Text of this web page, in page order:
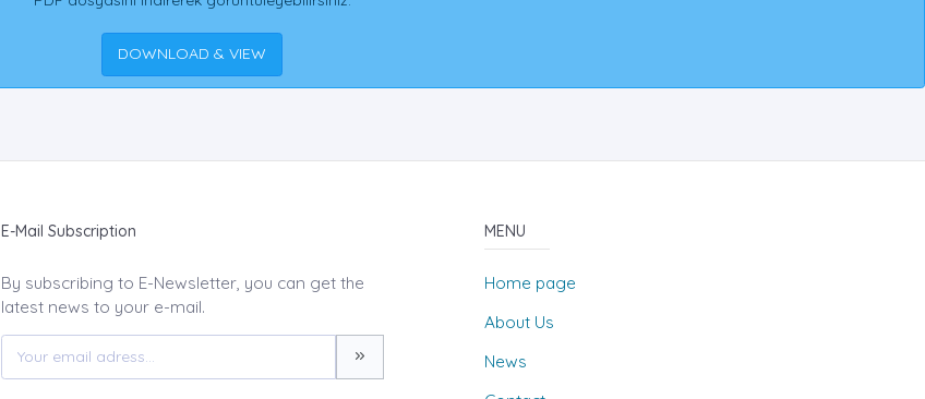
DOWNLOAD & VIEW
E-Mail Subscription
By subscribing to E-Newsletter, you can get the
latest news to your e-mail.
MENU
Home page
About Us
News